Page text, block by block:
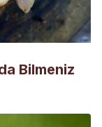
Bilmeniz